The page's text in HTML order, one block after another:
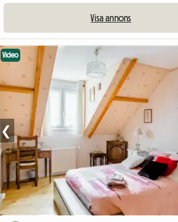
Visa annons
Video
❮